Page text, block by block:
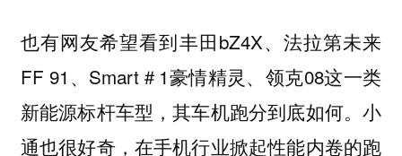
也有网友希望看到丰田bZ4X、法拉第未来
FF 91、Smart＃1豪情精灵、领克08这一类
新能源标杆车型，其车机跑分到底如何。小
通也很好奇，在手机行业掀起性能内卷的跑